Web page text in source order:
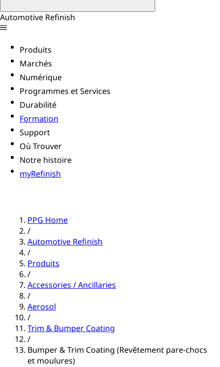
Automotive Refinish
Produits
Marchés
Numérique
Programmes et Services
Durabilité
Formation
Support
Où Trouver
Notre histoire
myRefinish
PPG Home
/
Automotive Refinish
/
Produits
/
Accessories / Ancillaries
/
Aerosol
/
Trim & Bumper Coating
/
Bumper & Trim Coating (Revêtement pare-chocs
et moulures)